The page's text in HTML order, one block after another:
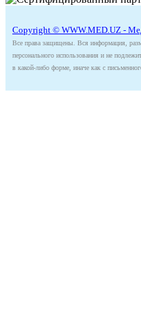
Copyright © WWW.MED.UZ -
Все права защищены. Вся информация,
персонального использования и не
в какой-либо форме, иначе как с